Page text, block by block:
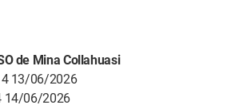
de Mina Collahuasi
13/06/2026
14/06/2026